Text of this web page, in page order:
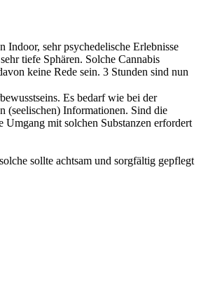
Indoor, sehr psychedelische Erlebnisse
tiefe Sphären. Solche Cannabis
keine Rede sein. 3 Stunden sind nun
Es bedarf wie bei der
(seelischen) Informationen. Sind die
mit solchen Substanzen erfordert
sollte achtsam und sorgfältig gepflegt